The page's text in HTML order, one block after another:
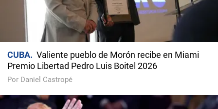
CUBA
Valiente pueblo de Morón recibe en Miami
Premio Libertad Pedro Luis Boitel 2026
Por Daniel Castropé